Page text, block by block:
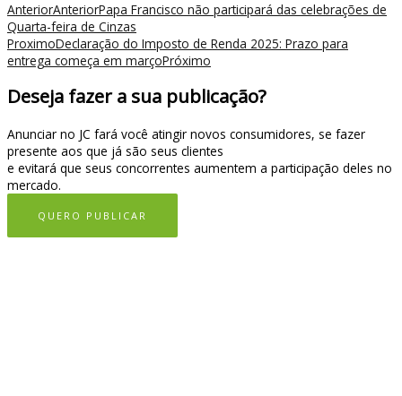
AnteriorAnteriorPapa Francisco não participará das celebrações de
Quarta-feira de Cinzas
ProximoDeclaração do Imposto de Renda 2025: Prazo para
entrega começa em marçoPróximo
Deseja fazer a sua publicação?
Anunciar no JC fará você atingir novos consumidores, se fazer
presente aos que já são seus clientes
e evitará que seus concorrentes aumentem a participação deles no
mercado.
QUERO PUBLICAR